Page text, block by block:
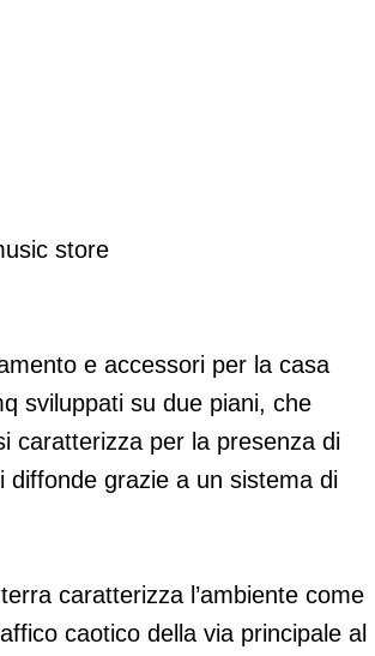
store
e accessori per la casa
sviluppati su due piani, che
caratterizza per la presenza di
grazie a un sistema di
caratterizza l’ambiente come
caotico della via principale al